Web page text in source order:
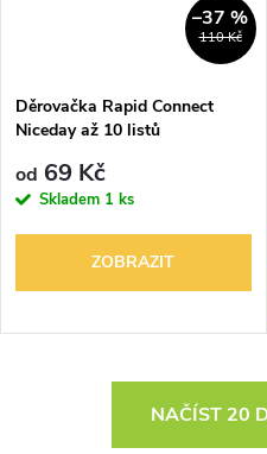
110 Kč
–37 %
Děrovačka Rapid Connect
Niceday až 10 listů
od 69 Kč
Skladem 1 ks
ZOBRAZIT
NAČÍST 20